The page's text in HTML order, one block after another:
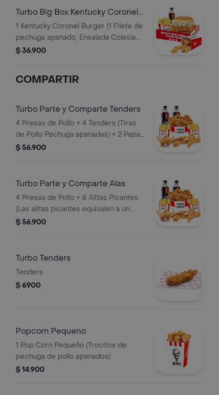
de Salsa 100g
Turbo Big Box Kentucky Coronel
Burger
1 Kentucky Coronel Burger (1 Filete de
pechuga apanado, Ensalada Coleslaw,
BBQ y mantequilla) + 1 Pop Corn
$ 36.900
COMPARTIR
Turbo Parte y Comparte Tenders
4 Presas de Pollo + 4 Tenders (Tiras
de Pollo Pechuga apanadas) + 2 Papas
Pequeñas + 1 Balde de Salsa 100g + 2
$ 56.900
Turbo Parte y Comparte Alas
4 Presas de Pollo + 6 Alitas Picantes
(Las alitas picantes equivalen a un
trozo de ala) + 2 Papas Pequeñas + 2
$ 56.900
Turbo Tenders
Tenders
$ 6900
Popcorn Pequeno
1 Pop Corn Pequeño (Trocitos de
pechuga de pollo apanados)
$ 14.900